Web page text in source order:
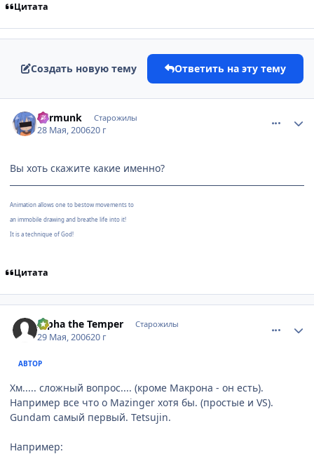
Цитата
Создать новую тему Ответить на эту тему
Barmunk Старожилы
28 Мая, 200620 г
Вы хоть скажите какие именно?
Animation allows one to bestow movements to
an immobile drawing and breathe life into it!
It is a technique of God!
Цитата
Alpha the Temper Старожилы
29 Мая, 200620 г
АВТОР
Хм..... сложный вопрос.... (кроме Макрона - он есть).
Например все что о Mazinger хотя бы. (простые и VS).
Gundam самый первый. Tetsujin.
Например: